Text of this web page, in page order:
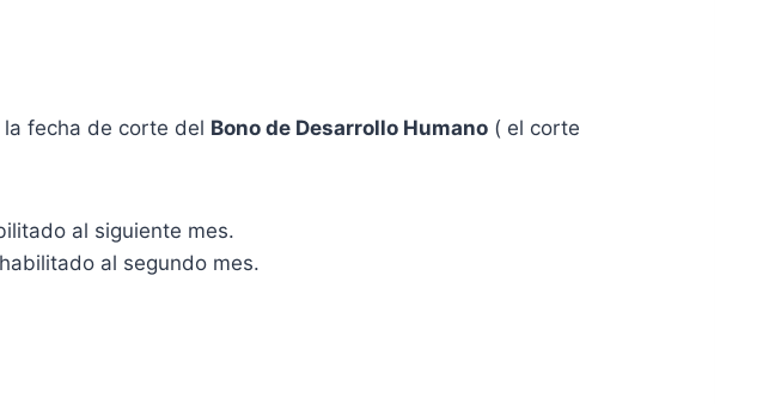
fecha de corte del Bono de Desarrollo Humano ( el corte
al siguiente mes.
al segundo mes.